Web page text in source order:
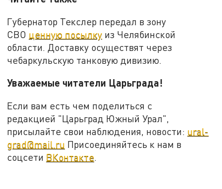
Губернатор Текслер передал в зону
СВО ценную посылку из Челябинской
области. Доставку осуществят через
чебаркульскую танковую дивизию.
Уважаемые читатели Царьграда!
Если вам есть чем поделиться с
редакцией "Царьград Южный Урал",
присылайте свои наблюдения, новости: ural-
grad@mail.ru Присоединяйтесь к нам в
соцсети ВКонтакте.